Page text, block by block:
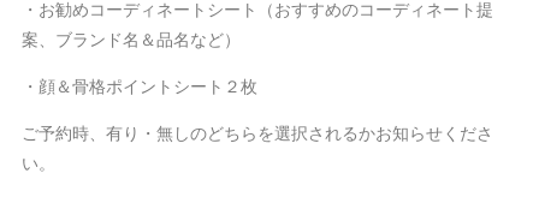
・お勧めコーディネートシート（おすすめのコーディネート提
案、ブランド名＆品名など）
・顔＆骨格ポイントシート２枚
ご予約時、有り・無しのどちらを選択されるかお知らせくださ
い。